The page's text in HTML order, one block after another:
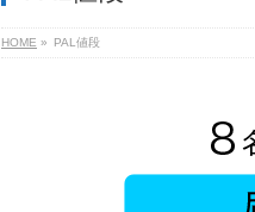
HOME » PAL値段